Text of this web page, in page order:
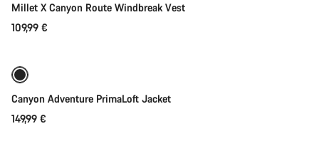
Millet X Canyon Route Windbreak Vest
109,99 €
Canyon Adventure PrimaLoft Jacket
149,99 €